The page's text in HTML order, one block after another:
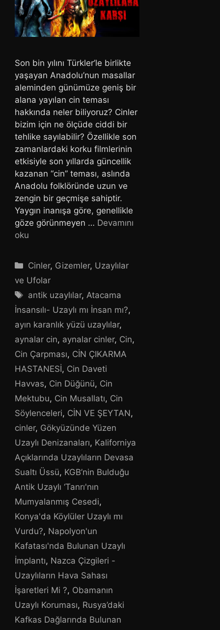
Son bin yılını Türkler’le birlikte
yaşayan Anadolu’nun masallar
aleminden günümüze geniş bir
alana yayılan cin teması
hakkında neler biliyoruz? Cinler
bizim için ne ölçüde ciddi bir
tehlike sayılabilir? Özellikle son
zamanlardaki korku filmlerinin
etkisiyle son yıllarda güncellik
kazanan “cin” teması, aslında
Anadolu folklöründe uzun ve
zengin bir geçmişe sahiptir.
Yaygın inanışa göre, genellikle
göze görünmeyen … Devamını
oku
Kategoriler
Cinler, Gizemler, Uzaylılar
ve Ufolar
Etiketler
antik uzaylılar, Atacama
İnsansılı- Uzaylı mı İnsan mı?,
ayın karanlık yüzü uzaylılar,
aynalar cin, aynalar cinler, Cin,
Cin Çarpması, CİN ÇIKARMA
HASTANESİ, Cin Daveti
Havvas, Cin Düğünü, Cin
Mektubu, Cin Musallatı, Cin
Söylenceleri, CİN VE ŞEYTAN,
cinler, Gökyüzünde Yüzen
Uzaylı Denizanaları, Kaliforniya
Açıklarında Uzaylıların Devasa
Sualtı Üssü, KGB’nin Bulduğu
Antik Uzaylı ‘Tanrı'nın
Mumyalanmış Cesedi,
Konya'da Köylüler Uzaylı mı
Vurdu?, Napolyon'un
Kafatası'nda Bulunan Uzaylı
İmplantı, Nazca Çizgileri -
Uzaylıların Hava Sahası
İşaretleri Mi ?, Obamanın
Uzaylı Koruması, Rusya’daki
Kafkas Dağlarında Bulunan